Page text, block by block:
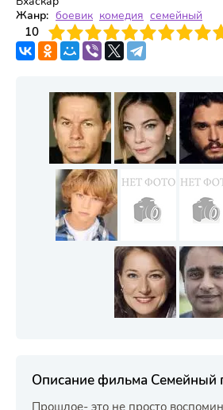
Жанр: боевик комедия семейный
10
4 6 7 8 9 10
Описание фильма Семейный
Прошлое- это не просто